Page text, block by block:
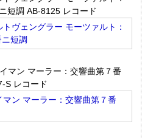
短調 AB-8125 レコード
マン マーラー：交響曲第７番
S レコード